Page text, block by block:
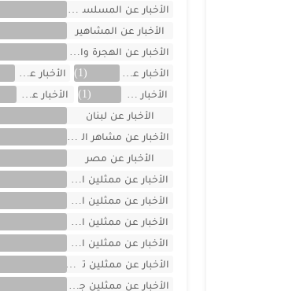
الأخبار عن المسلسلات
الأخبار عن المشاهير
الأخبار عن الهجرة والسفر
الأخبار عن اليمن
(1) الأخبار عن تركية
الأخبار عن تونس
(1) الأخبار عن سوريا
الأخبار عن لبنان
الأخبار عن مشاهر الهند
الأخبار عن مصر
الأخبار عن ممثلين اتراك
الأخبار عن ممثلين الأجانب
الأخبار عن ممثلين الأردن
الأخبار عن ممثلين المغرب
الأخبار عن ممثلين تونس
الأخبار عن ممثلين جزائريين